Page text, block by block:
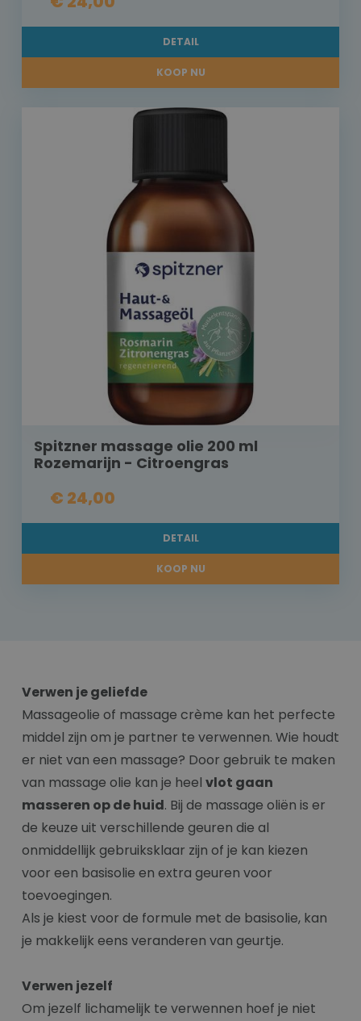
DETAIL
KOOP NU
Spitzner massage olie 200 ml
Rozemarijn - Citroengras
€ 24,00
DETAIL
KOOP NU
Verwen je geliefde
Massageolie of massage crème kan het perfecte
middel zijn om je partner te verwennen. Wie houdt
er niet van een massage? Door gebruik te maken
van massage olie kan je heel vlot gaan
masseren op de huid. Bij de massage oliën is er
de keuze uit verschillende geuren die al
onmiddellijk gebruiksklaar zijn of je kan kiezen
voor een basisolie en extra geuren voor
toevoegingen.
Als je kiest voor de formule met de basisolie, kan
je makkelijk eens veranderen van geurtje.
Verwen jezelf
Om jezelf lichamelijk te verwennen hoef je niet